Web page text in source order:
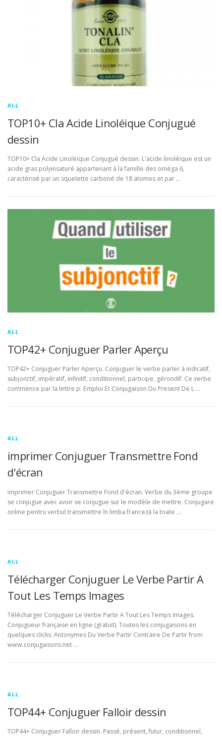
ALL
TOP10+ Cla Acide Linoléique Conjugué
dessin
TOP10+ Cla Acide Linoléique Conjugué dessin. L'acide linoléique est un
acide gras polyinsaturé appartenant à la famille des oméga 6,
caractérisé par un squelette carboné de 18 atomes et par …
ALL
TOP42+ Conjuguer Parler Aperçu
TOP42+ Conjuguer Parler Aperçu. Conjuguer le verbe parler à indicatif,
subjonctif, impératif, infinitif, conditionnel, participe, gérondif. Ce verbe
commence par la lettre p. Emploi Et Conjugaison Du Present De L …
ALL
imprimer Conjuguer Transmettre Fond
d'écran
imprimer Conjuguer Transmettre Fond d'écran. Verbe du 3ème groupe
se conjugue avec avoir se conjugue sur le modèle de mettre. Conjugare
online pentru verbul transmettre în limba franceză la toate …
ALL
Télécharger Conjuguer Le Verbe Partir A
Tout Les Temps Images
Télécharger Conjuguer Le Verbe Partir A Tout Les Temps Images.
Conjugueur française en ligne (gratuit). Toutes les conjugaisons en
quelques clicks. Antonymes Du Verbe Partir Contraire De Partir from
www.conjugaisons.net …
ALL
TOP44+ Conjuguer Falloir dessin
TOP44+ Conjuguer Falloir dessin. Passé, présent, futur, conditionnel,